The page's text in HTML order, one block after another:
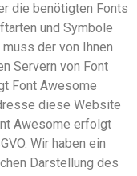
die benötigten Fonts
und Symbole
der von Ihnen
Servern von Font
Font Awesome
diese Website
Awesome erfolgt
Wir haben ein
Darstellung des